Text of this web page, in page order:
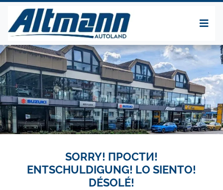
SORRY! ПРОСТИ!
ENTSCHULDIGUNG! LO SIENTO!
DÉSOLÉ!